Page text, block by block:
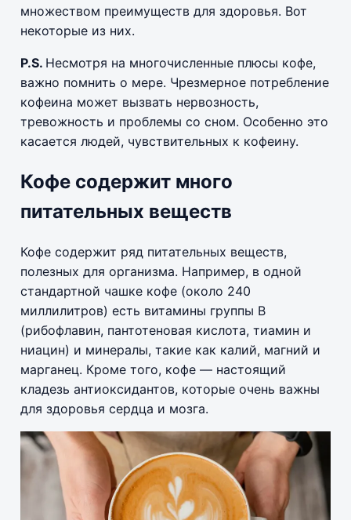
множеством преимуществ для здоровья. Вот
некоторые из них.
P.S. Несмотря на многочисленные плюсы кофе,
важно помнить о мере. Чрезмерное потребление
кофеина может вызвать нервозность,
тревожность и проблемы со сном. Особенно это
касается людей, чувствительных к кофеину.
Кофе содержит много
питательных веществ
Кофе содержит ряд питательных веществ,
полезных для организма. Например, в одной
стандартной чашке кофе (около 240
миллилитров) есть витамины группы B
(рибофлавин, пантотеновая кислота, тиамин и
ниацин) и минералы, такие как калий, магний и
марганец. Кроме того, кофе — настоящий
кладезь антиоксидантов, которые очень важны
для здоровья сердца и мозга.